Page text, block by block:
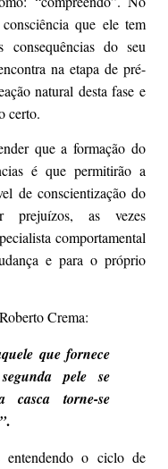
que ele tem
do seu
na etapa de pré-
natural desta fase e
certo.
que a formação do
é que permitirão a
de conscientização do
prejuízos, as vezes
comportamental
e para o próprio
Crema:
que fornece
pele se
casca torne-se
.
o ciclo de